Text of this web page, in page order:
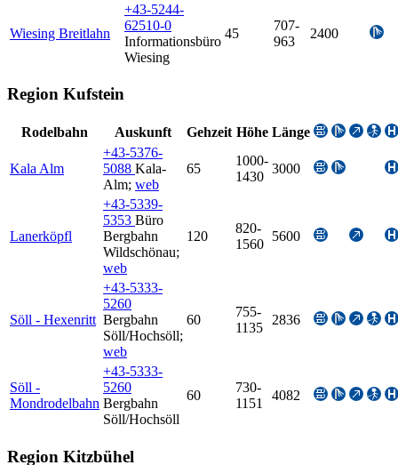
Wiesing Breitlahn
+43-5244-
62510-0
Informationsbüro
Wiesing
45
707-
963
2400
Region Kufstein
Rodelbahn Auskunft Gehzeit Höhe Länge
Kala Alm
+43-5376-
5088 Kala-
Alm; web
65
1000-
1430
3000
Lanerköpfl
+43-5339-
5353 Büro
Bergbahn
Wildschönau;
web
120
820-
1560
5600
Söll - Hexenritt
+43-5333-
5260
Bergbahn
Söll/Hochsöll;
web
60
755-
1135
2836
Söll -
Mondrodelbahn
+43-5333-
5260
Bergbahn
Söll/Hochsöll
60
730-
1151
4082
Region Kitzbühel